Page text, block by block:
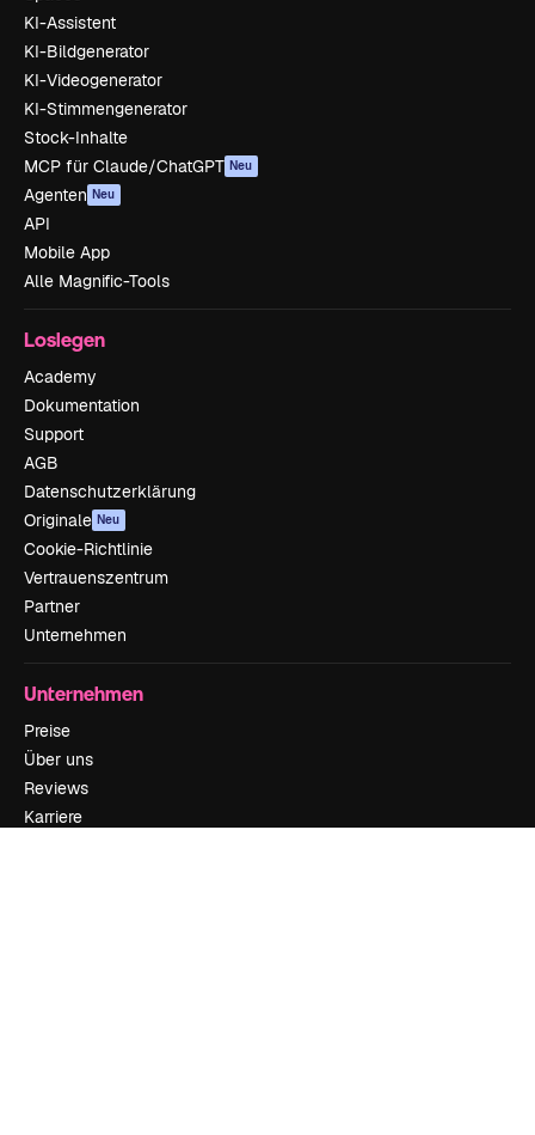
KI-Assistent
KI-Bildgenerator
KI-Videogenerator
KI-Stimmengenerator
Stock-Inhalte
MCP für Claude/ChatGPT Neu
Agenten Neu
API
Mobile App
Alle Magnific-Tools
Loslegen
Academy
Dokumentation
Support
AGB
Datenschutzerklärung
Originale Neu
Cookie-Richtlinie
Vertrauenszentrum
Partner
Unternehmen
Unternehmen
Preise
Über uns
Reviews
Karriere